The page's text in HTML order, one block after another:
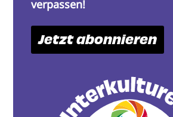
verpassen!
Jetzt abonnieren